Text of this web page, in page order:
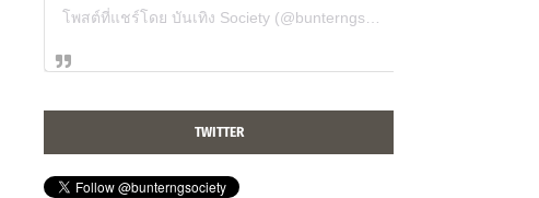
TWITTER